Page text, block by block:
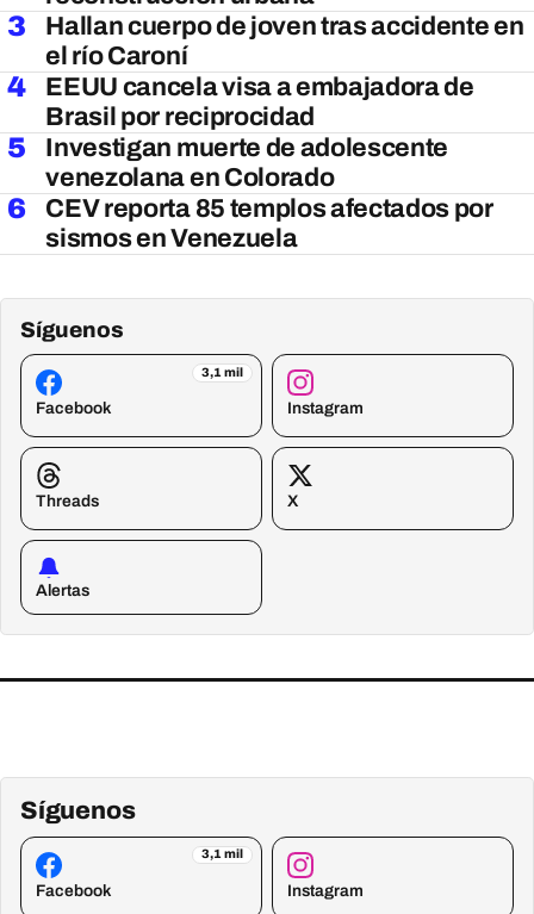
3
Hallan cuerpo de joven tras accidente en
el río Caroní
4
EEUU cancela visa a embajadora de
Brasil por reciprocidad
5
Investigan muerte de adolescente
venezolana en Colorado
6
CEV reporta 85 templos afectados por
sismos en Venezuela
Síguenos
3,1 mil
Facebook Instagram
Threads X
Alertas
Síguenos
3,1 mil
Facebook Instagram